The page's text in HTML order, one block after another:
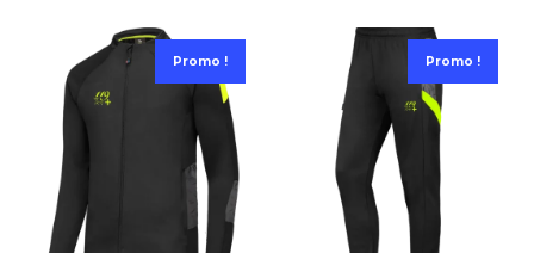
Promo ! Promo !